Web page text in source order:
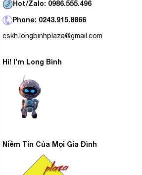
Hot/Zalo: 0986.555.496
Phone: 0243.915.8866
cskh.longbinhplaza@gmail.com
Hi! I’m Long Bình
Niềm Tin Của Mọi Gia Đình